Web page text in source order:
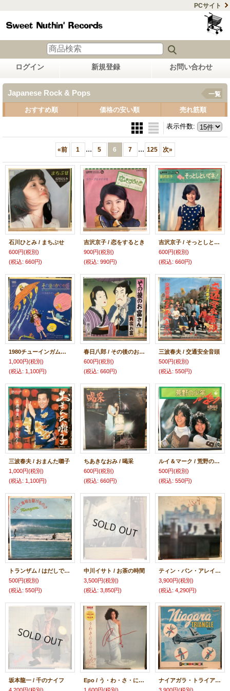
PCサイト
ログイン 新規登録 お問い合わせ
Japanese Rock & Pops 一覧
おすすめ順 価格の安い順 売れ筋順
表示件数:
«前 1 ... 5 6 7 ... 125 次»
石川ひとみ / まちぶせ
600円(税別)
(税込: 660円)
吉沢京子 / 恋をするとき
900円(税別)
(税込: 990円)
吉沢京子 / そっとしといてネ！
600円(税別)
(税込: 660円)
1980チューインガム・カンパニー / その後のかぐや姫
1,000円(税別)
(税込: 1,100円)
春日八郎 / その後のお富さん
600円(税別)
(税込: 660円)
三波春夫 / 交通安全音頭
500円(税別)
(税込: 550円)
三波春夫 / おまんた囃子
1,000円(税別)
(税込: 1,100円)
ちあきなおみ / 喝采
600円(税別)
(税込: 660円)
ルイ＆マーク / 荒野の少年
500円(税別)
(税込: 550円)
トランザム / はだしで地球を駆けるのさ
500円(税別)
(税込: 550円)
中川イサト / お茶の時間
3,500円(税別)
(税込: 3,850円)
ティン・パン・アレイ / キャラメル・ママ
3,900円(税別)
(税込: 4,290円)
坂本龍一 / 千のナイフ
Epo / う・わ・さ・に・な・り・た・い
ナイアガラ・トライアングル / ナイアガラ・トライアングルVOL.1